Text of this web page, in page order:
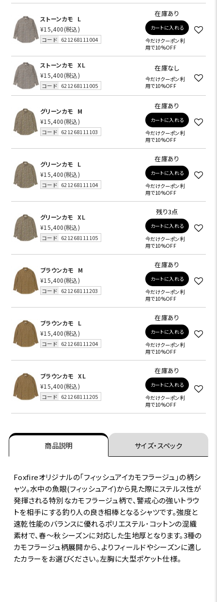
ストーンカモ
L
¥15,400(税込)
コード 621268111004
在庫あり
カートに入れる
今だけクーポン利
用で10%OFF
ストーンカモ
XL
¥15,400(税込)
コード 621268111005
在庫なし
今だけクーポン利
用で10%OFF
グリーンカモ
M
¥15,400(税込)
コード 621268111103
在庫あり
カートに入れる
今だけクーポン利
用で10%OFF
グリーンカモ
L
¥15,400(税込)
コード 621268111104
在庫あり
カートに入れる
今だけクーポン利
用で10%OFF
グリーンカモ
XL
¥15,400(税込)
コード 621268111105
残り3点
カートに入れる
今だけクーポン利
用で10%OFF
ブラウンカモ
M
¥15,400(税込)
コード 621268111203
在庫あり
カートに入れる
今だけクーポン利
用で10%OFF
ブラウンカモ
L
¥15,400(税込)
コード 621268111204
在庫あり
カートに入れる
今だけクーポン利
用で10%OFF
ブラウンカモ
XL
¥15,400(税込)
コード 621268111205
在庫あり
カートに入れる
今だけクーポン利
用で10%OFF
商品説明 サイズ・スペック
Foxfireオリジナルの｢フィッシュアイカモフラージュ｣の柄シ
ャツ。水中の魚眼(フィッシュアイ)から見た際にステルス性が
発揮される特別なカモフラージュ柄で、警戒心の強いトラウ
トを相手にする釣り人の良き相棒となるシャツです。強度と
速乾性能のバランスに優れるポリエステル･コットンの混織
素材で、春～秋シーズンに対応した生地厚となります。3種の
カモフラージュ柄展開から、よりフィールドやシーズンに適し
たカラーをお選びください。左胸に大型ポケット仕様。